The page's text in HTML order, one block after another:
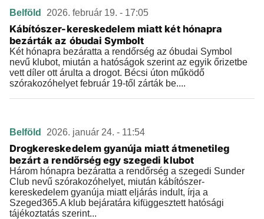
Belföld 2026. február 19. - 17:05
Kábítószer-kereskedelem miatt két hónapra
bezárták az óbudai Symbolt
Két hónapra bezáratta a rendőrség az óbudai Symbol
nevű klubot, miután a hatóságok szerint az egyik őrizetbe
vett díler ott árulta a drogot. Bécsi úton működő
szórakozóhelyet február 19-től zárták be....
Belföld 2026. január 24. - 11:54
Drogkereskedelem gyanúja miatt átmenetileg
bezárt a rendőrség egy szegedi klubot
Három hónapra bezáratta a rendőrség a szegedi Sunder
Club nevű szórakozóhelyet, miután kábítószer-
kereskedelem gyanúja miatt eljárás indult, írja a
Szeged365.A klub bejáratára kifüggesztett hatósági
tájékoztatás szerint...